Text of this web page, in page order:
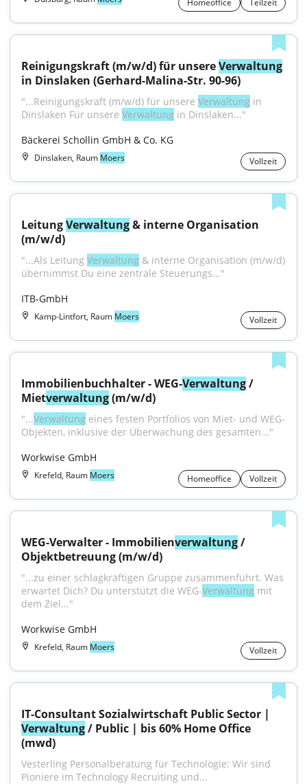
Homeoffice Teilzeit
Reinigungskraft (m/w/d) für unsere Verwaltung
in Dinslaken (Gerhard-Malina-Str. 90-96)
"...Reinigungskraft (m/w/d) für unsere Verwaltung in
Dinslaken Für unsere Verwaltung in Dinslaken..."
Bäckerei Schollin GmbH & Co. KG
Dinslaken, Raum Moers Vollzeit
Leitung Verwaltung & interne Organisation
(m/w/d)
"...Als Leitung Verwaltung & interne Organisation (m/w/d)
übernimmst Du eine zentrale Steuerungs..."
ITB-GmbH
Kamp-Lintfort, Raum Moers Vollzeit
Immobilienbuchhalter - WEG-Verwaltung /
Mietverwaltung (m/w/d)
"...Verwaltung eines festen Portfolios von Miet- und WEG-
Objekten, inklusive der Überwachung des gesamten..."
Workwise GmbH
Krefeld, Raum Moers Homeoffice Vollzeit
WEG-Verwalter - Immobilienverwaltung /
Objektbetreuung (m/w/d)
"...zu einer schlagkräftigen Gruppe zusammenführt. Was
erwartet Dich? Du unterstützt die WEG-Verwaltung mit
dem Ziel..."
Workwise GmbH
Krefeld, Raum Moers Vollzeit
Verwaltung / Public | bis 60% Home Office
(mwd)
Vesterling Personalberatung für Technologie: Wir sind
Pioniere im Technology Recruiting und...